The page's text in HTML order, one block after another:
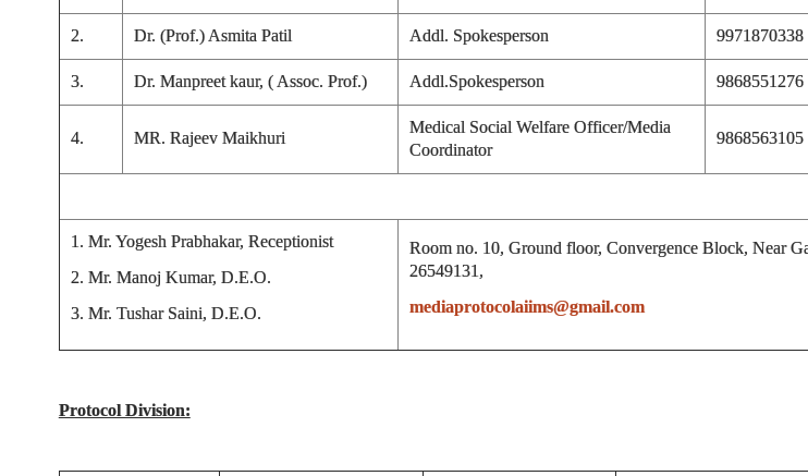
2. Dr. (Prof.) Asmita Patil Addl. Spokesperson 9971870338
3. Dr. Manpreet kaur, ( Assoc. Prof.) Addl.Spokesperson 9868551276
4. MR. Rajeev Maikhuri
Medical Social Welfare Officer/Media
Coordinator
9868563105
1. Mr. Yogesh Prabhakar, Receptionist
2. Mr. Manoj Kumar, D.E.O.
3. Mr. Tushar Saini, D.E.O.
Room no. 10, Ground floor, Convergence Block, Near
26549131,
mediaprotocolaiims@gmail.com
Protocol Division: